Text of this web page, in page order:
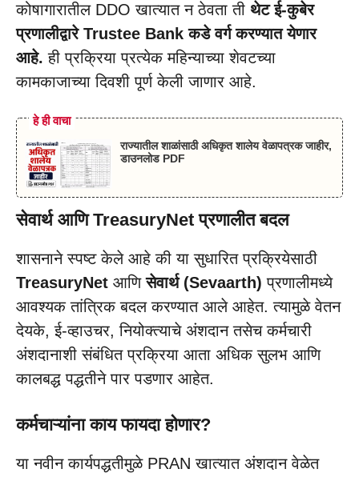
कोषागारातील DDO खात्यात न ठेवता ती थेट ई-कुबेर
प्रणालीद्वारे Trustee Bank कडे वर्ग करण्यात येणार
आहे. ही प्रक्रिया प्रत्येक महिन्याच्या शेवटच्या
कामकाजाच्या दिवशी पूर्ण केली जाणार आहे.
हे ही वाचा
राज्यातील शाळांसाठी अधिकृत शालेय वेळापत्रक जाहीर,
डाउनलोड PDF
सेवार्थ आणि TreasuryNet प्रणालीत बदल
शासनाने स्पष्ट केले आहे की या सुधारित प्रक्रियेसाठी
TreasuryNet आणिसेवार्थ (Sevaarth) प्रणालीमध्ये
आवश्यक तांत्रिक बदल करण्यात आले आहेत. त्यामुळे वेतन
देयके, ई-व्हाउचर, नियोक्त्याचे अंशदान तसेच कर्मचारी
अंशदानाशी संबंधित प्रक्रिया आता अधिक सुलभ आणि
कालबद्ध पद्धतीने पार पडणार आहेत.
कर्मचाऱ्यांना काय फायदा होणार?
या नवीन कार्यपद्धतीमुळे PRAN खात्यात अंशदान वेळेत